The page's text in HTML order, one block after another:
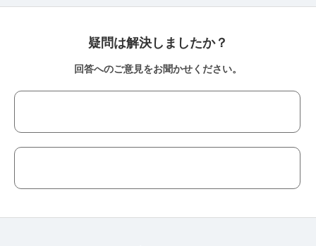
疑問は解決しましたか？
回答へのご意見をお聞かせください。